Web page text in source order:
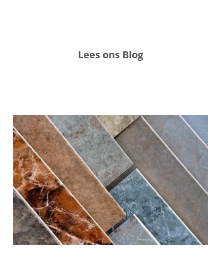
Lees ons Blog